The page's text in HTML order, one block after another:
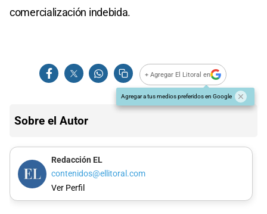
comercialización indebida.
+ Agregar El Litoral en
Agregar a tus medios preferidos en Google
Sobre el Autor
Redacción EL
contenidos@ellitoral.com
Ver Perfil